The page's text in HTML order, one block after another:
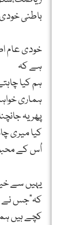
باطنی
خودی عام
ہے کہ
ہم کیا
ہماری
پھر یہ
کیا میری
اُس کے
یہیں سے
کہ”جس نے
کچے ہیں